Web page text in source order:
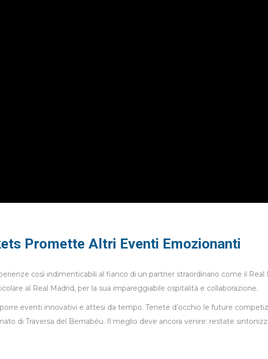
Promette Altri Eventi Emozionanti
così indimenticabili al fianco di un partner straordinario come il
al Real Madrid, per la sua impareggiabile ospitalità e collaborazione.
eventi innovativi e attesi da tempo. Tenete d’occhio le future
di Traversa del Bernabéu. Il meglio deve ancora venire: restate